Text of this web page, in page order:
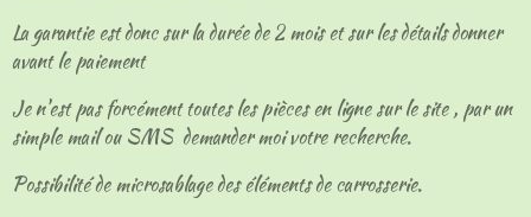
La garantie est donc sur la durée de 2 mois et sur les détails donner
avant le paiement
Je n'est pas forcément toutes les pièces en ligne sur le site , par un
simple mail ou SMS demander moi votre recherche.
Possibilité de microsablage des éléments de carrosserie.